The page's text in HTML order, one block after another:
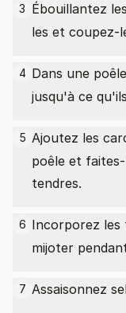
3 Ébouillantez les
les et coupez-
4 Dans une
jusqu'à ce
5 Ajoutez les
poêle et
tendres.
6 Incorporez les
mijoter
7 Assaisonnez